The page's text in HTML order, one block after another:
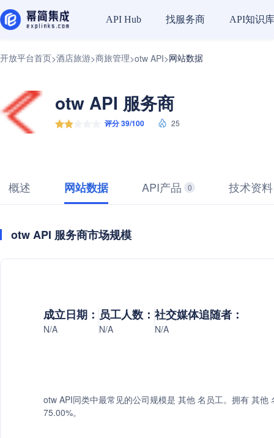
API Hub 找服务商 API知识库
开放平台首页>酒店旅游>商旅管理>otw API>网站数据
otw API 服务商
评分 39/100 25
概述 网站数据 API产品 0 技术资料
otw API 服务商市场规模
成立日期：
N/A
员工人数：
N/A
社交媒体追随者：
N/A
otw API同类中最常见的公司规模是 其他 名员工。拥有 其他
75.00%。